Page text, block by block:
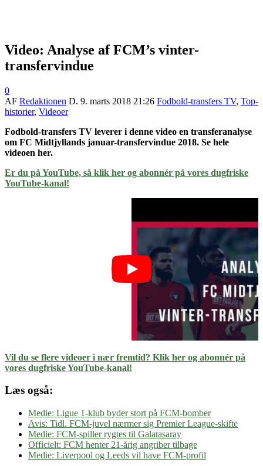
Video: Analyse af FCM’s vinter-
transfervindue
0
AF Redaktionen D. 9. marts 2018 21:26 Fodbold-transfers TV, Top-
historier, Videoer
Fodbold-transfers TV leverer i denne video en transferanalyse
om FC Midtjyllands januar-transfervindue 2018. Se hele
videoen her.
Er du på YouTube, så klik her og abonnér på vores dugfriske
YouTube-kanal!
Vil du se flere videoer i nær fremtid? Klik her og abonnér på
vores dugfriske YouTube-kanal!
Læs også:
Medie: Ligue 1-klub byder stort på FCM-bomber
Avis: Tidl. FCM-juvel nærmer sig Premier League-skifte
Medie: FCM-spiller rygtes til Galatasaray
Officielt: FCM henter 21-årig angriber tilbage
Medie: Liverpool og Leeds vil have FCM-profil